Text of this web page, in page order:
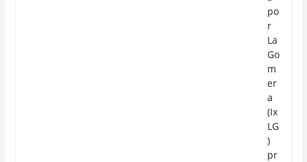
po
r
La
Go
m
er
a
(Ix
LG
)
pr